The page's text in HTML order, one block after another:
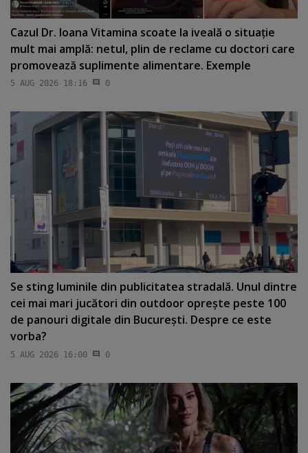
Cazul Dr. Ioana Vitamina scoate la iveală o situaţie
mult mai amplă: netul, plin de reclame cu doctori care
promovează suplimente alimentare. Exemple
5 AUG 2026 18:16 0
Se sting luminile din publicitatea stradală. Unul dintre
cei mai mari jucători din outdoor opreşte peste 100
de panouri digitale din Bucureşti. Despre ce este
vorba?
5 AUG 2026 16:00 0